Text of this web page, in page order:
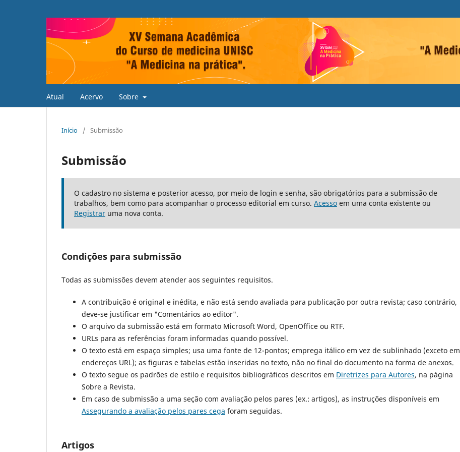
Atual Acervo Sobre
Início / Submissão
Submissão
O cadastro no sistema e posterior acesso, por meio de login e senha, são obrigatórios para a submissão de
trabalhos, bem como para acompanhar o processo editorial em curso. Acesso em uma conta existente ou
Registrar uma nova conta.
Condições para submissão
Todas as submissões devem atender aos seguintes requisitos.
A contribuição é original e inédita, e não está sendo avaliada para publicação por outra revista; caso contrário,
deve-se justificar em "Comentários ao editor".
O arquivo da submissão está em formato Microsoft Word, OpenOffice ou RTF.
URLs para as referências foram informadas quando possível.
O texto está em espaço simples; usa uma fonte de 12-pontos; emprega itálico em vez de sublinhado (exceto em
endereços URL); as figuras e tabelas estão inseridas no texto, não no final do documento na forma de anexos.
O texto segue os padrões de estilo e requisitos bibliográficos descritos em Diretrizes para Autores, na página
Sobre a Revista.
Em caso de submissão a uma seção com avaliação pelos pares (ex.: artigos), as instruções disponíveis em
Assegurando a avaliação pelos pares cega foram seguidas.
Artigos